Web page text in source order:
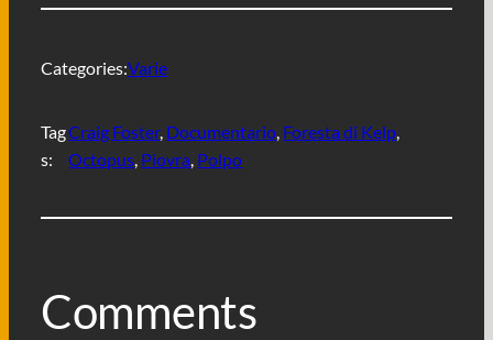
b
k
t
s
g
i
Categories:Varie
Tag
s:
Craig Foster, Documentario Foresta di Kelp
Octopus Piovra Polpo
Comments